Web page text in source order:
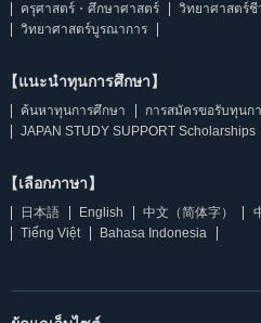
ครุศาสตร์・ศึกษาศาสตร์
วิทยาศาสตร์ชี
วิทยาศาสตร์บูรณาการ
【แนะนำทุนการศึกษา】
ค้นหาทุนการศึกษา
การสมัครขอรับทุนก
JAPAN STUDY SUPPORT Scholarships
【เลือกภาษา】
日本語 English 中文（简体字）
Tiếng Việt
Bahasa Indonesia